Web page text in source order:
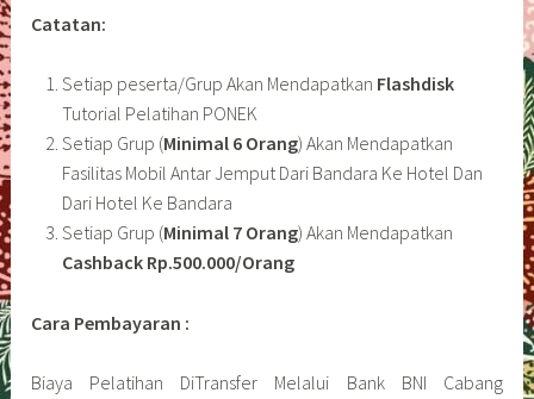
Catatan:
Setiap peserta/Grup Akan Mendapatkan Flashdisk
Tutorial Pelatihan PONEK
Setiap Grup (Minimal 6 Orang) Akan Mendapatkan
Fasilitas Mobil Antar Jemput Dari Bandara Ke Hotel Dan
Dari Hotel Ke Bandara
Setiap Grup (Minimal 7 Orang) Akan Mendapatkan
Cashback Rp.500.000/Orang
Cara Pembayaran :
Biaya Pelatihan DiTransfer Melalui Bank BNI Cabang